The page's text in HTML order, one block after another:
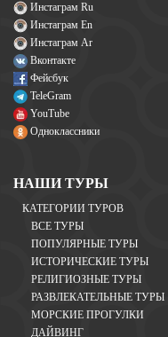
Инстаграм Ru
Инстаграм En
Инстаграм Ar
Вконтакте
Фейсбук
TeleGram
YouTube
Одноклассники
НАШИ ТУРЫ
КАТЕГОРИИ ТУРОВ
ВСЕ ТУРЫ
ПОПУЛЯРНЫЕ ТУРЫ
ИСТОРИЧЕСКИЕ ТУРЫ
РЕЛИГИОЗНЫЕ ТУРЫ
РАЗВЛЕКАТЕЛЬНЫЕ ТУРЫ
МОРСКИЕ ПРОГУЛКИ
ДАЙВИНГ